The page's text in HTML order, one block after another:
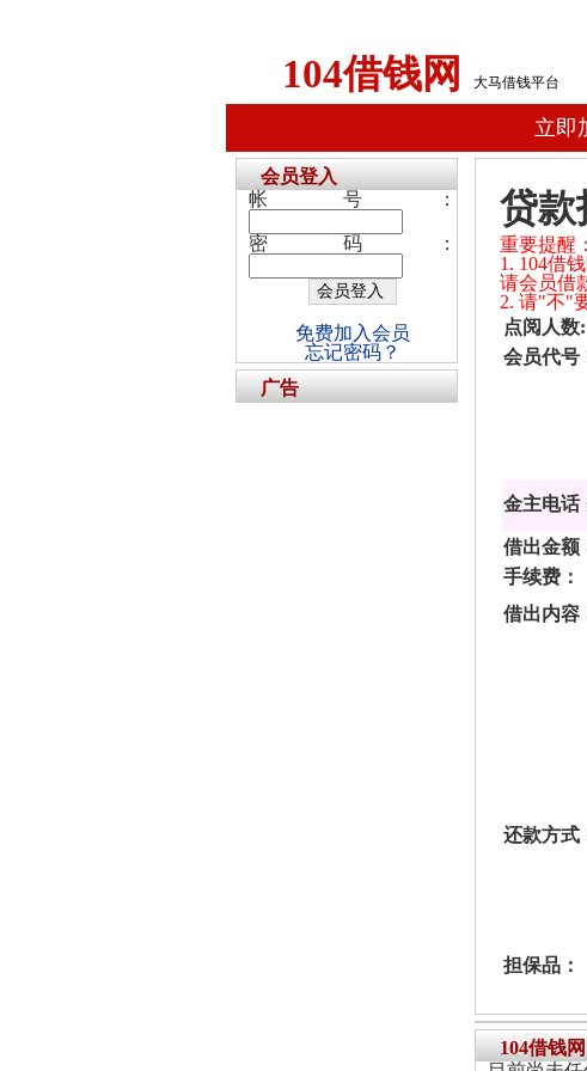
104借钱网 大马借钱平台
立即
贷款
重要提醒：
1. 104借
请会员借
2. 请"不"
点阅人数:
会员代号
金主电话
借出金额
手续费：
借出内容
还款方式
担保品：
104借钱
会员登入
帐号：
密码：
免费加入会员
忘记密码？
广告